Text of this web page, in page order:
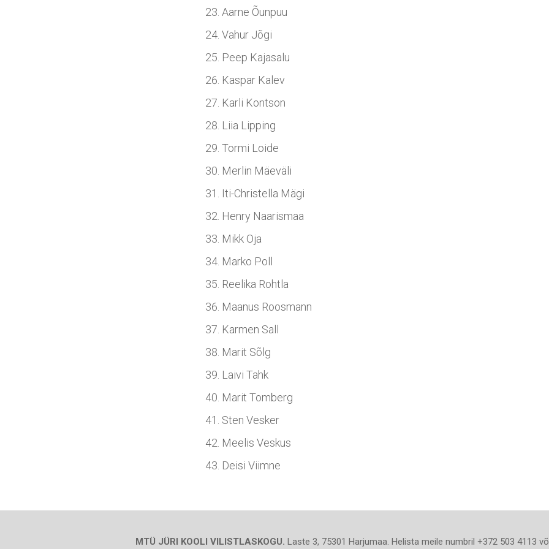
Aarne Õunpuu
Vahur Jõgi
Peep Kajasalu
Kaspar Kalev
Karli Kontson
Liia Lipping
Tormi Loide
Merlin Mäeväli
Iti-Christella Mägi
Henry Naarismaa
Mikk Oja
Marko Poll
Reelika Rohtla
Maanus Roosmann
Karmen Sall
Marit Sõlg
Laivi Tahk
Marit Tomberg
Sten Vesker
Meelis Veskus
Deisi Viimne
MTÜ JÜRI KOOLI VILISTLASKOGU. Laste 3, 75301 Harjumaa. Helista meile numbril +372 503 4113